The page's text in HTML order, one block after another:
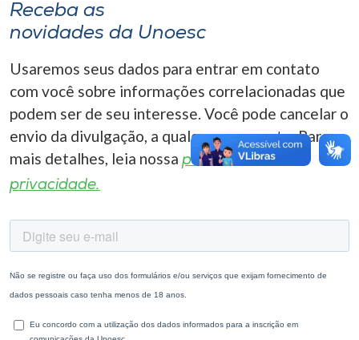
A-
Receba as
novidades da Unoesc
Usaremos seus dados para entrar em contato
com você sobre informações correlacionadas que
podem ser de seu interesse. Você pode cancelar o
envio da divulgação, a qualquer momento. Para
mais detalhes, leia nossa política de
privacidade.